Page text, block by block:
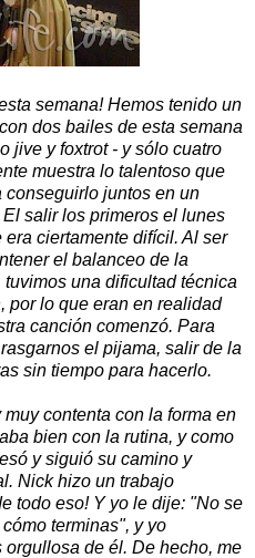
semana! Hemos tenido un
dos bailes de esta semana
jive y foxtrot - y sólo cuatro
muestra lo talentoso que
conseguirlo juntos en un
salir los primeros el lunes
ciertamente difícil. Al ser
el balanceo de la
una dificultad técnica
por lo que eran en realidad
canción comenzó. Para
el pijama, salir de la
sin tiempo para hacerlo.
contenta con la forma en
bien con la rutina, y como
y siguió su camino y
Nick hizo un trabajo
todo eso! Y yo le dije: "No se
terminas", y yo
de él. De hecho, me